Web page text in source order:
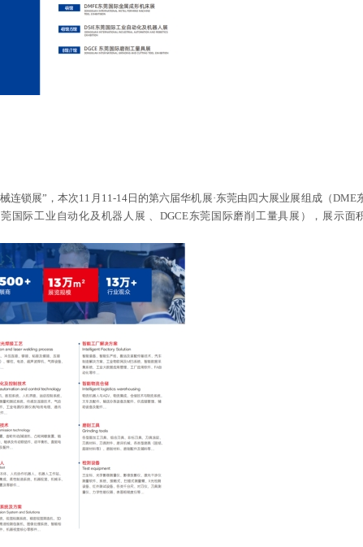
连锁展”，本次11月 11-14日的第六届华机展·东莞由四大展业展组成（DME
国际工业自动化及机器人展 、DGCE东莞国际磨削工量具展），展示面